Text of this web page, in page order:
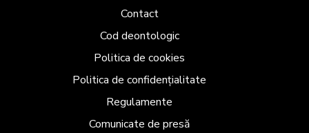
Contact
Cod deontologic
Politica de cookies
Politica de confidențialitate
Regulamente
Comunicate de presă